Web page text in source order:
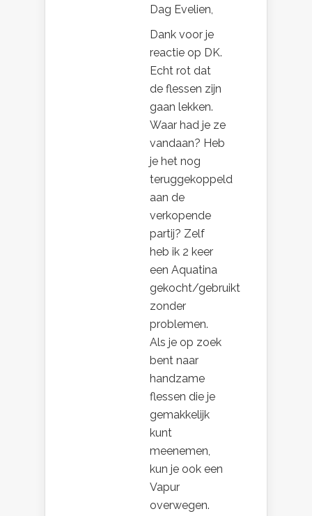
Dag Evelien,
Dank voor je
reactie op DK.
Echt rot dat
de flessen zijn
gaan lekken.
Waar had je ze
vandaan? Heb
je het nog
teruggekoppeld
aan de
verkopende
partij? Zelf
heb ik 2 keer
een Aquatina
gekocht/gebruikt
zonder
problemen.
Als je op zoek
bent naar
handzame
flessen die je
gemakkelijk
kunt
meenemen,
kun je ook een
Vapur
overwegen.